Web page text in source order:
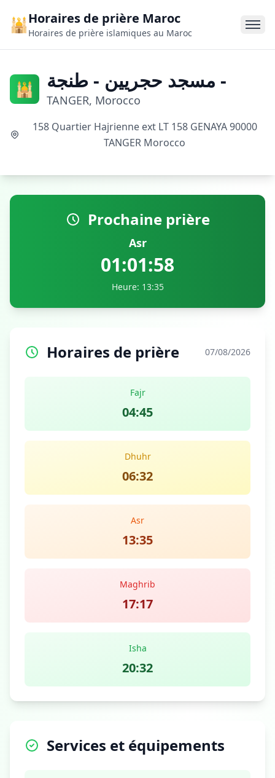
🕌Horaires de prière Maroc
Horaires de prière islamiques au Maroc
🕌 مسجد حجريين - طنجة -
TANGER, Morocco
158 Quartier Hajrienne ext LT 158 GENAYA 90000
TANGER Morocco
Prochaine prière
Asr
01:01:57
Heure: 13:35
Horaires de prière 07/08/2026
Fajr
04:45
Dhuhr
06:32
Asr
13:35
Maghrib
17:17
Isha
20:32
Services et équipements